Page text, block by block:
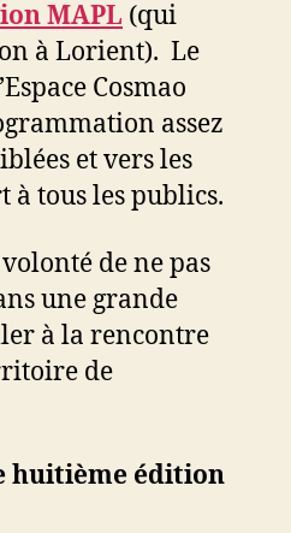
MAPL (qui
à Lorient). Le
Cosmao
assez
et vers les
à tous les publics.
de ne pas
une grande
à la rencontre
de
huitième édition